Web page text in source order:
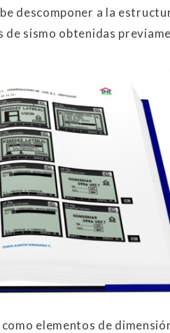
descomponer a la
de sismo obtenidas
elementos de